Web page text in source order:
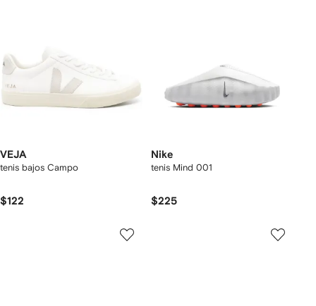
VEJA
tenis bajos Campo
$122
Nike
tenis Mind 001
$225